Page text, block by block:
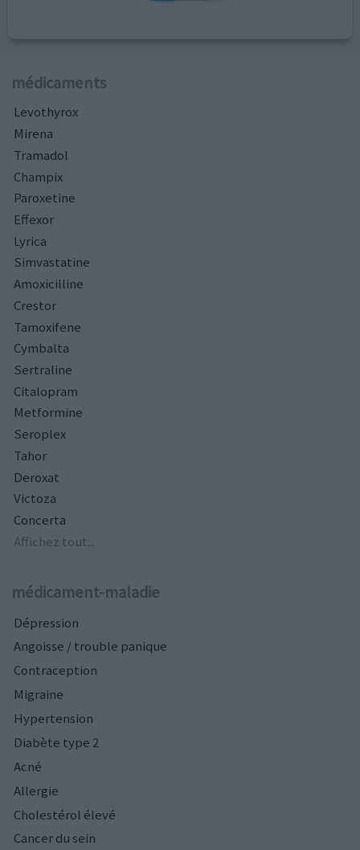
médicaments
Levothyrox
Mirena
Tramadol
Champix
Paroxetine
Effexor
Lyrica
Simvastatine
Amoxicilline
Crestor
Tamoxifene
Cymbalta
Sertraline
Citalopram
Metformine
Seroplex
Tahor
Deroxat
Victoza
Concerta
Affichez tout...
médicament-maladie
Dépression
Angoisse / trouble panique
Contraception
Migraine
Hypertension
Diabète type 2
Acné
Allergie
Cholestérol élevé
Cancer du sein